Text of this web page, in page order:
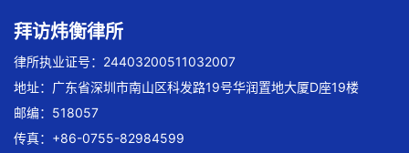
拜访炜衡律所
律所执业证号：24403200511032007
地址：广东省深圳市南山区科发路19号华润置地大厦D座19楼
邮编：518057
传真：+86-0755-82984599